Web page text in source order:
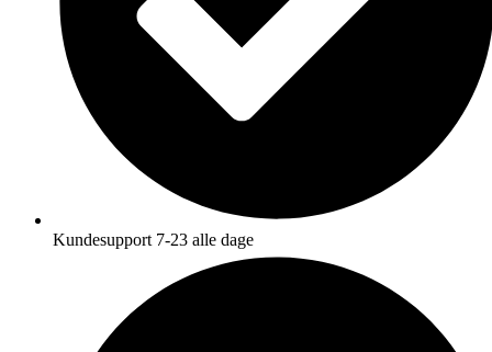
Kundesupport 7-23 alle dage